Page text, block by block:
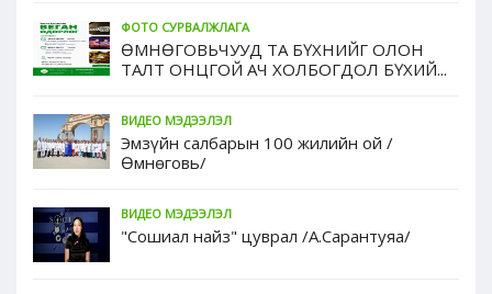
ФОТО СУРВАЛЖЛАГА
ӨМНӨГОВЬЧУУД ТА БҮХНИЙГ ОЛОН
ТАЛТ ОНЦГОЙ АЧ ХОЛБОГДОЛ БҮХИЙ...
ВИДЕО МЭДЭЭЛЭЛ
Эмзүйн салбарын 100 жилийн ой /
Өмнөговь/
ВИДЕО МЭДЭЭЛЭЛ
"Сошиал найз" цуврал /А.Сарантуяа/